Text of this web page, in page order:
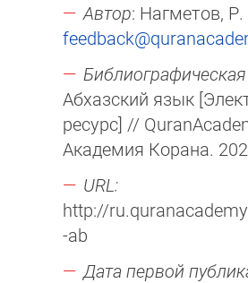
Автор: Нагметов,
Абхазский язык
ресурс] //
Академия Корана.
URL:
http://
-ab
Дата первой